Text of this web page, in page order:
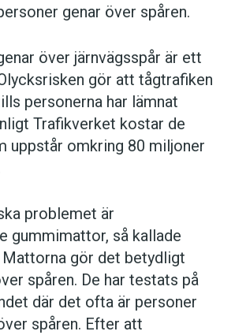
genar över spåren.
över järnvägsspår är ett
gör att tågtrafiken
personerna har lämnat
Trafikverket kostar de
uppstår omkring 80 miljoner
problemet är
gummimattor, så kallade
Mattorna gör det betydligt
spåren. De har testats på
där det ofta är personer
spåren. Efter att